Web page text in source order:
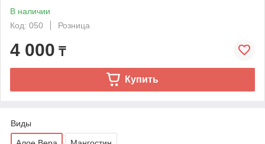
В наличии
Код: 050
Розница
4 000 ₸
Купить
Виды